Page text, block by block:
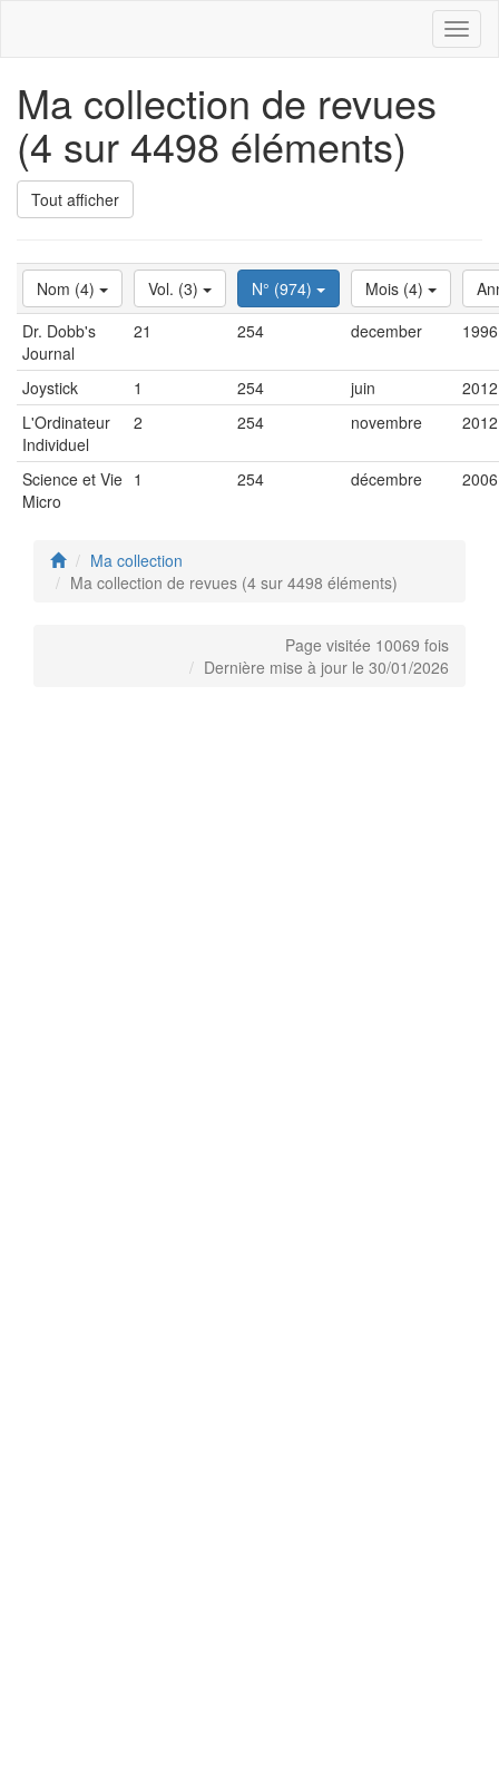
Ma collection de revues
(4 sur 4498 éléments)
Tout afficher
Nom (4) Vol. (3) N° (974) Mois (4)
Dr. Dobb's
Journal
21 254 december 1996
Joystick 1 254 juin
2012
L'Ordinateur
Individuel
2 254 novembre 2012
Science et Vie
Micro
1 254 décembre 2006
Ma collection
Ma collection de revues (4 sur 4498 éléments)
Page visitée 10069 fois
Dernière mise à jour le 30/01/2026